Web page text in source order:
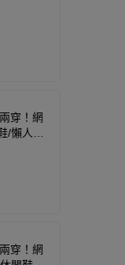
穿！網
/懶人休
穿！網